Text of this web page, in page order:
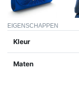
EIGENSCHAPPEN
Kleur
Maten